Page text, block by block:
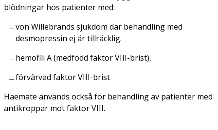
blödningar hos patienter med:
von Willebrands sjukdom där behandling med
desmopressin ej är tillräcklig.
hemofili A (medfödd faktor VIII-brist),
förvärvad faktor VIII-brist
Haemate används också för behandling av patienter med
antikroppar mot faktor VIII.